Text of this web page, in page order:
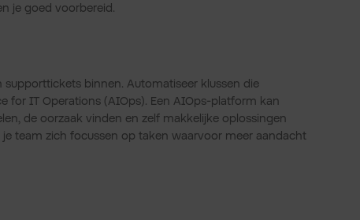
je goed voorbereid.
binnen. Automatiseer klussen die
for IT Operations (AIOps). Een AIOps-platform kan
de oorzaak vinden en zelf makkelijke oplossingen
team zich focussen op taken waarvoor meer aandacht